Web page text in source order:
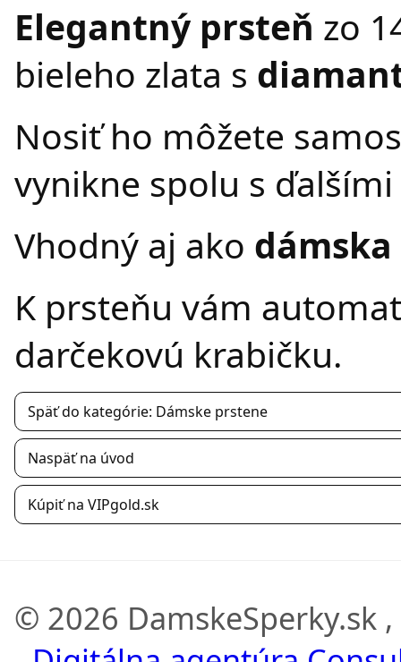
Elegantný prsteň zo
bieleho zlata s
Nosiť ho môžete
vynikne spolu s
Vhodný aj ako
K prsteňu vám
darčekovú krabičku.
Späť do kategórie: Dámske prstene
Naspäť na úvod
Kúpiť na VIPgold.sk
© 2026 DamskeSperky.sk